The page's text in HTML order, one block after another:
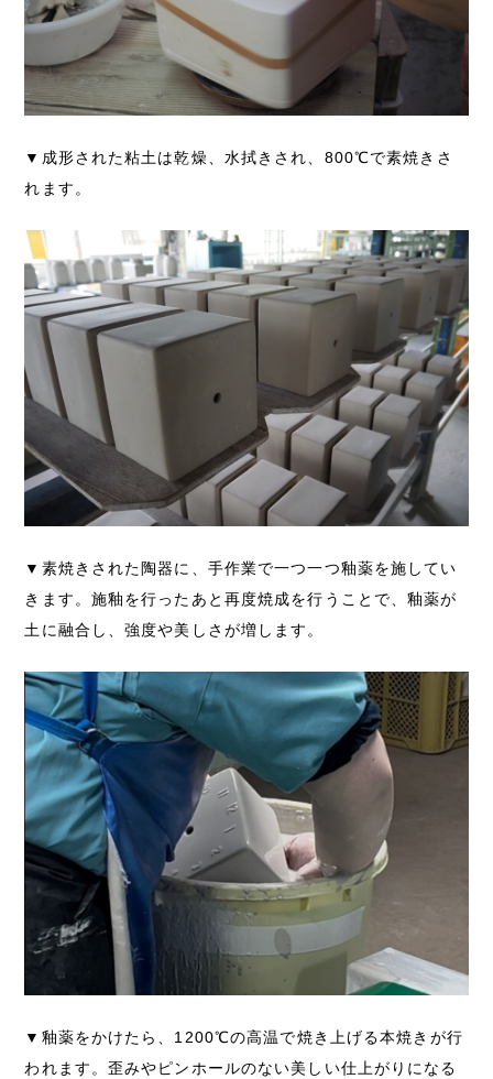
▼成形された粘土は乾燥、水拭きされ、800℃で素焼きさ
れます。
▼素焼きされた陶器に、手作業で一つ一つ釉薬を施してい
きます。施釉を行ったあと再度焼成を行うことで、釉薬が
土に融合し、強度や美しさが増します。
▼釉薬をかけたら、1200℃の高温で焼き上げる本焼きが行
われます。歪みやピンホールのない美しい仕上がりになる